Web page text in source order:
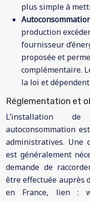
plus simple à
production
fournisseur
proposée et
complémentaire.
la loi et
Réglementation et
L’installation
autoconsommation
administratives. Une
est généralement
demande de
être effectuée auprès
en France, lien :